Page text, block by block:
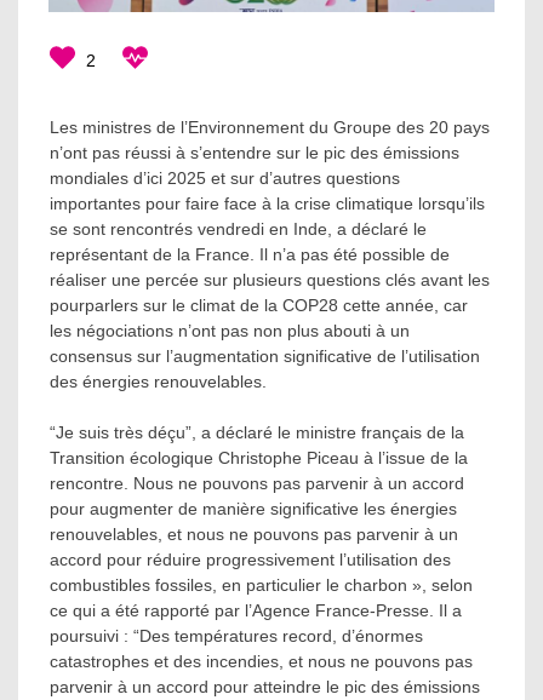
2
Les ministres de l’Environnement du Groupe des 20 pays
n’ont pas réussi à s’entendre sur le pic des émissions
mondiales d’ici 2025 et sur d’autres questions
importantes pour faire face à la crise climatique lorsqu’ils
se sont rencontrés vendredi en Inde, a déclaré le
représentant de la France. Il n’a pas été possible de
réaliser une percée sur plusieurs questions clés avant les
pourparlers sur le climat de la COP28 cette année, car
les négociations n’ont pas non plus abouti à un
consensus sur l’augmentation significative de l’utilisation
des énergies renouvelables.
“Je suis très déçu”, a déclaré le ministre français de la
Transition écologique Christophe Piceau à l’issue de la
rencontre. Nous ne pouvons pas parvenir à un accord
pour augmenter de manière significative les énergies
renouvelables, et nous ne pouvons pas parvenir à un
accord pour réduire progressivement l’utilisation des
combustibles fossiles, en particulier le charbon », selon
ce qui a été rapporté par l’Agence France-Presse. Il a
poursuivi : “Des températures record, d’énormes
catastrophes et des incendies, et nous ne pouvons pas
parvenir à un accord pour atteindre le pic des émissions